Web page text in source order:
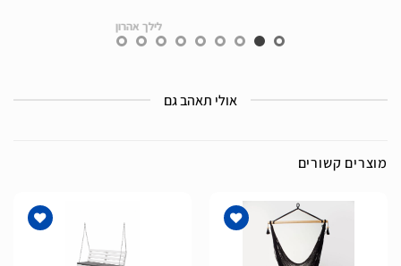
לילך אהרון
אולי תאהב גם
מוצרים קשורים